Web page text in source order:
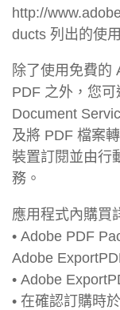
http://
ducts 列出的使
除了使用免費的
PDF 之外，您
Document
及將 PDF 檔案
裝置訂閱並由行
務。
應用程式內購買
• Adobe PDF
Adobe
• Adobe
• 在確認訂購時